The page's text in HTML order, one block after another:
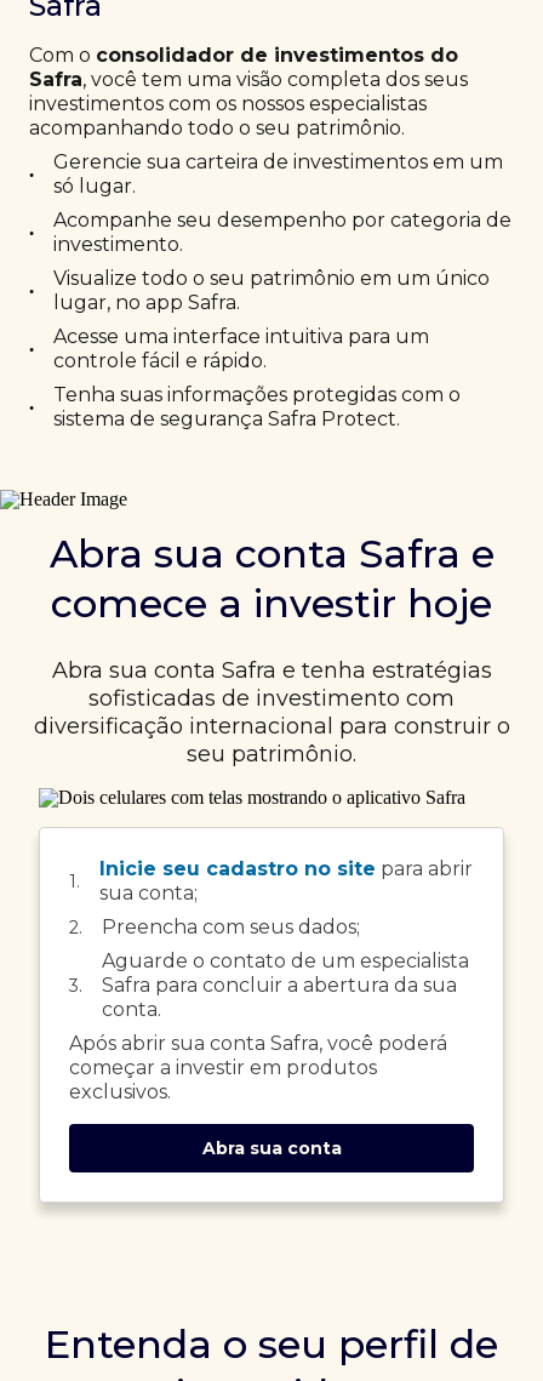
Com o consolidador de investimentos do
Safra, você tem uma visão completa dos seus
investimentos com os nossos especialistas
acompanhando todo o seu patrimônio.
•
Gerencie sua carteira de investimentos em um
só lugar.
•
Acompanhe seu desempenho por categoria de
investimento.
•
Visualize todo o seu patrimônio em um único
lugar, no app Safra.
•
Acesse uma interface intuitiva para um
controle fácil e rápido.
•
Tenha suas informações protegidas com o
sistema de segurança Safra Protect.
Abra sua conta Safra e
comece a investir hoje
Abra sua conta Safra e tenha estratégias
sofisticadas de investimento com
diversificação internacional para construir o
seu patrimônio.
1.
Inicie seu cadastro no site para abrir
sua conta;
2. Preencha com seus dados;
3.
Aguarde o contato de um especialista
Safra para concluir a abertura da sua
conta.
Após abrir sua conta Safra, você poderá
começar a investir em produtos
exclusivos.
Abra sua conta
Entenda o seu perfil de